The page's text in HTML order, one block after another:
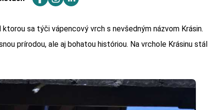
ktorou sa týči vápencový vrch s nevšedným názvom Krásin.
prírodou, ale aj bohatou históriou. Na vrchole Krásinu stál